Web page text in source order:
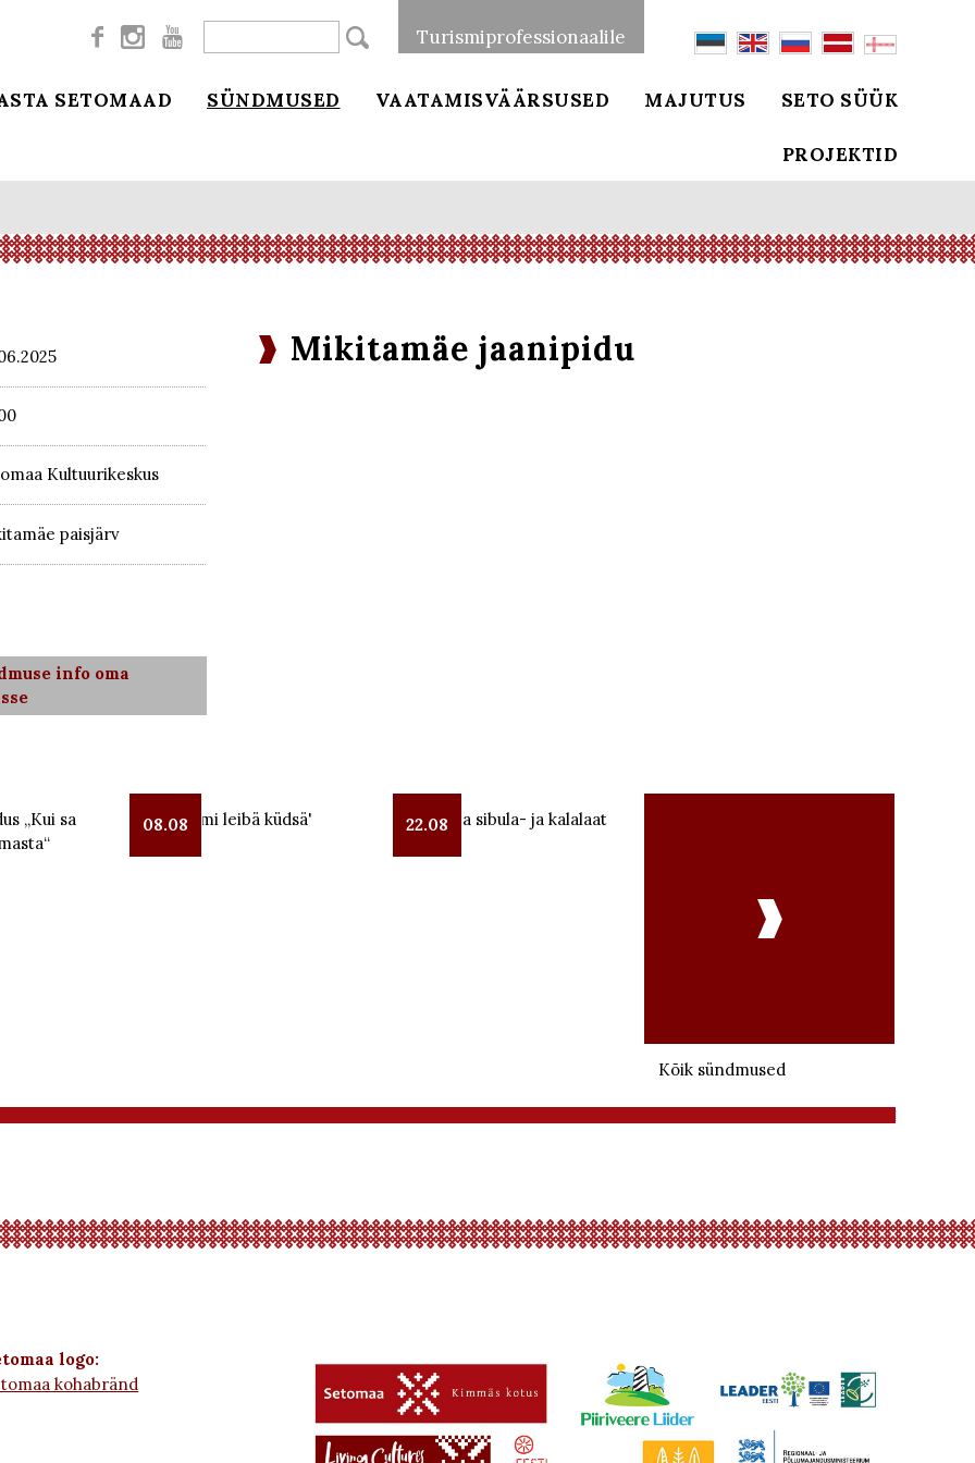
Turismiprofessionaalile
  
SETOMAAD SÜNDMUSED VAATAMISVÄÄRSUSED MAJUTUS SETO SÜÜK
PROJEKTID
Kultuurikeskus
paisjärv
info oma
Mikitamäe jaanipidu
„Kui sa
08.08
Leeloga mi leibä küdsä' 22.08
Lüübnitsa sibula- ja kalalaat

Kõik sündmused
logo:
kohabränd